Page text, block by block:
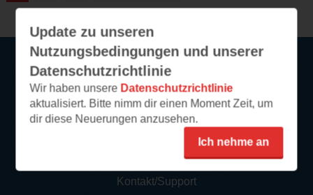
Update zu unseren
Nutzungsbedingungen und unserer
Datenschutzrichtlinie
Wir haben unsere Datenschutzrichtlinie
aktualisiert. Bitte nimm dir einen Moment Zeit, um
dir diese Neuerungen anzusehen.
Ich nehme an
Service
So funktioniert‘s
Newsletter abonnieren
Kontakt/Support